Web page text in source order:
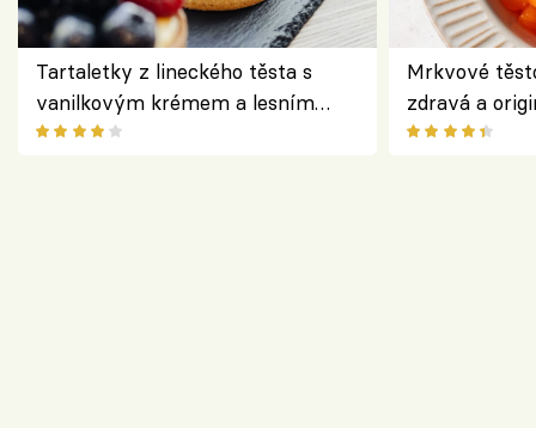
Tartaletky z lineckého těsta s
vanilkovým krémem a lesním
ovocem podle Bread Society
Mrkvové
zdravá a
klasiky